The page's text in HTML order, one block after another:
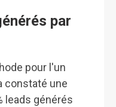
par
pour l'un
constaté une
leads générés